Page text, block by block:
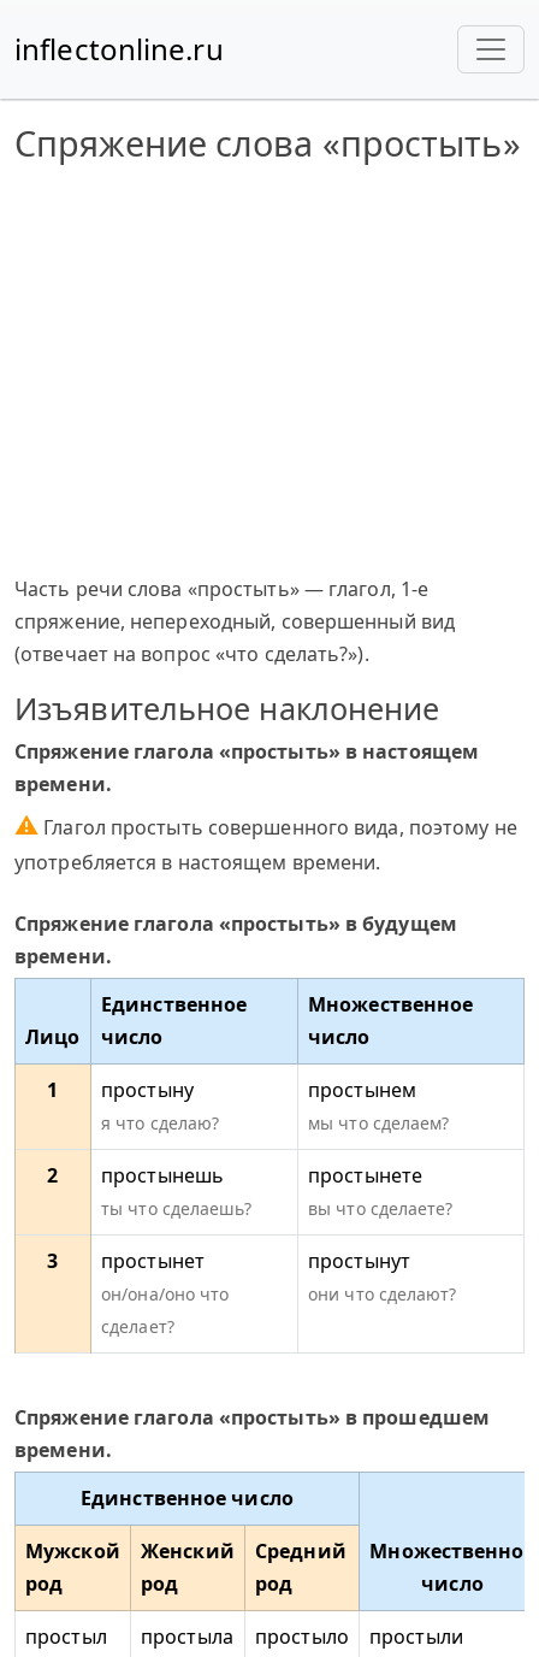
inflectonline.ru
Спряжение слова «простыть»
Часть речи слова «простыть» — глагол, 1-е
спряжение, непереходный, совершенный вид
(отвечает на вопрос «что сделать?»).
Изъявительное наклонение
Спряжение глагола «простыть» в настоящем
времени.
⚠ Глагол простыть совершенного вида, поэтому не
употребляется в настоящем времени.
Спряжение глагола «простыть» в будущем
времени.
Лицо
Единственное
число
Множественное
число
1
простыну
я что сделаю?
простынем
мы что сделаем?
2 простынешь
ты что сделаешь?
простынете
вы что сделаете?
3 простынет
он/она/оно что
сделает?
простынут
они что сделают?
Спряжение глагола «простыть» в прошедшем
времени.
Единственное число
Множественное
число
Мужской
род
Женский
род
Средний
род
простыл
простыла простыло простыли